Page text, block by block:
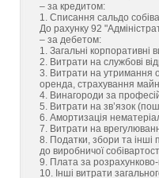
– за кредитом:
1. Списання сальдо
До рахунку 92
– за дебетом:
1. Загальні корпоративні
2. Витрати на службові
3. Витрати на утримання
оренда, страхування
4. Винагороди за
5. Витрати на зв’язок
6. Амортизація
7. Витрати на
8. Податки, збори та інші
до виробничої
9. Плата за розрахунково-
10. Інші витрати